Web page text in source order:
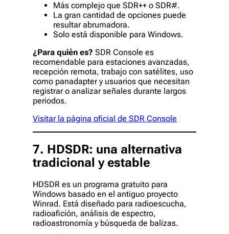
Más complejo que SDR++ o SDR#.
La gran cantidad de opciones puede
resultar abrumadora.
Solo está disponible para Windows.
¿Para quién es? SDR Console es
recomendable para estaciones avanzadas,
recepción remota, trabajo con satélites, uso
como panadapter y usuarios que necesitan
registrar o analizar señales durante largos
periodos.
Visitar la página oficial de SDR Console
7. HDSDR: una alternativa
tradicional y estable
HDSDR es un programa gratuito para
Windows basado en el antiguo proyecto
Winrad. Está diseñado para radioescucha,
radioafición, análisis de espectro,
radioastronomía y búsqueda de balizas.